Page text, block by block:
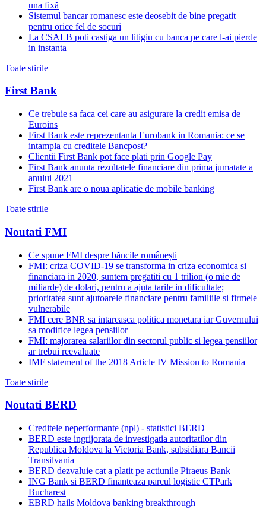
una fixă
Sistemul bancar romanesc este deosebit de bine pregatit
pentru orice fel de socuri
La CSALB poti castiga un litigiu cu banca pe care l-ai pierde
in instanta
Toate stirile
First Bank
Ce trebuie sa faca cei care au asigurare la credit emisa de
Euroins
First Bank este reprezentanta Eurobank in Romania: ce se
intampla cu creditele Bancpost?
Clientii First Bank pot face plati prin Google Pay
First Bank anunta rezultatele financiare din prima jumatate a
anului 2021
First Bank are o noua aplicatie de mobile banking
Toate stirile
Noutati FMI
Ce spune FMI despre băncile românești
FMI: criza COVID-19 se transforma in criza economica si
financiara in 2020, suntem pregatiti cu 1 trilion (o mie de
miliarde) de dolari, pentru a ajuta tarile in dificultate;
prioritatea sunt ajutoarele financiare pentru familiile si firmele
vulnerabile
FMI cere BNR sa intareasca politica monetara iar Guvernului
sa modifice legea pensiilor
FMI: majorarea salariilor din sectorul public si legea pensiilor
ar trebui reevaluate
IMF statement of the 2018 Article IV Mission to Romania
Toate stirile
Noutati BERD
Creditele neperformante (npl) - statistici BERD
BERD este ingrijorata de investigatia autoritatilor din
Republica Moldova la Victoria Bank, subsidiara Bancii
Transilvania
BERD dezvaluie cat a platit pe actiunile Piraeus Bank
ING Bank si BERD finanteaza parcul logistic CTPark
Bucharest
EBRD hails Moldova banking breakthrough